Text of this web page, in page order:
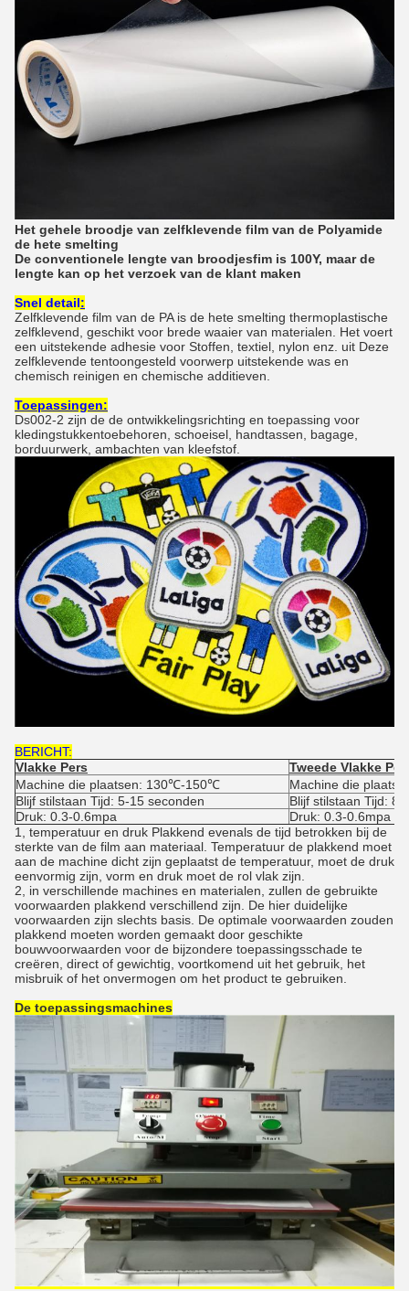
Het gehele broodje van zelfklevende film van de Polyamide
de hete smelting
De conventionele lengte van broodjesfim is 100Y, maar de
lengte kan op het verzoek van de klant maken
Snel detail:
Zelfklevende film van de PA is de hete smelting thermoplastische
zelfklevend, geschikt voor brede waaier van materialen. Het voert
een uitstekende adhesie voor Stoffen, textiel, nylon enz. uit Deze
zelfklevende tentoongesteld voorwerp uitstekende was en
chemisch reinigen en chemische additieven.
Toepassingen:
Ds002-2 zijn de de ontwikkelingsrichting en toepassing voor
kledingstukkentoebehoren, schoeisel, handtassen, bagage,
borduurwerk, ambachten van kleefstof.
BERICHT:
Vlakke Pers
Tweede Vlakke
Machine die plaatsen: 130℃-150℃
Machine die
Blijf stilstaan Tijd: 5-15 seconden
Blijf stilstaan Tijd: 8-
Druk: 0.3-0.6mpa
Druk: 0.3-0.6mpa
1, temperatuur en druk Plakkend evenals de tijd betrokken bij de
sterkte van de film aan materiaal. Temperatuur de plakkend moet
aan de machine dicht zijn geplaatst de temperatuur, moet de druk
eenvormig zijn, vorm en druk moet de rol vlak zijn.
2, in verschillende machines en materialen, zullen de gebruikte
voorwaarden plakkend verschillend zijn. De hier duidelijke
voorwaarden zijn slechts basis. De optimale voorwaarden zouden
plakkend moeten worden gemaakt door geschikte
bouwvoorwaarden voor de bijzondere toepassingsschade te
creëren, direct of gewichtig, voortkomend uit het gebruik, het
misbruik of het onvermogen om het product te gebruiken.
De toepassingsmachines